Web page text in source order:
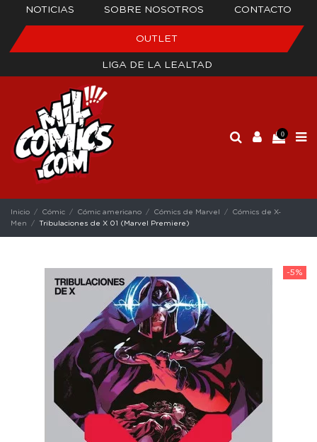
NOTICIAS SOBRE NOSOTROS CONTACTO
OUTLET
LIGA DE LA LEALTAD
0
Inicio Cómic Cómic americano Cómics de Marvel
Cómics de X-
Men
Tribulaciones de X 01 (Marvel Premiere)
-5%